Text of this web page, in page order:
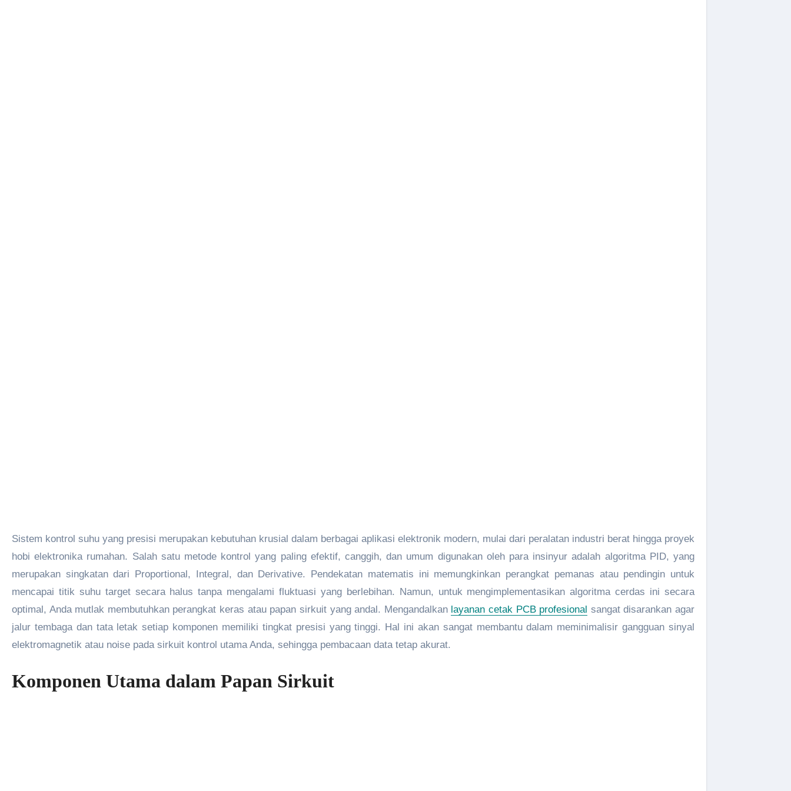
Sistem kontrol suhu yang presisi merupakan kebutuhan krusial dalam berbagai aplikasi elektronik modern, mulai dari peralatan industri berat hingga proyek
hobi elektronika rumahan. Salah satu metode kontrol yang paling efektif, canggih, dan umum digunakan oleh para insinyur adalah algoritma PID, yang
merupakan singkatan dari Proportional, Integral, dan Derivative. Pendekatan matematis ini memungkinkan perangkat pemanas atau pendingin untuk
mencapai titik suhu target secara halus tanpa mengalami fluktuasi yang berlebihan. Namun, untuk mengimplementasikan algoritma cerdas ini secara
optimal, Anda mutlak membutuhkan perangkat keras atau papan sirkuit yang andal. Mengandalkan layanan cetak PCB profesional sangat disarankan agar
jalur tembaga dan tata letak setiap komponen memiliki tingkat presisi yang tinggi. Hal ini akan sangat membantu dalam meminimalisir gangguan sinyal
elektromagnetik atau noise pada sirkuit kontrol utama Anda, sehingga pembacaan data tetap akurat.
Komponen Utama dalam Papan Sirkuit